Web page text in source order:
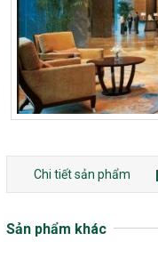
Chi tiết sản phẩm
Sản phẩm khác